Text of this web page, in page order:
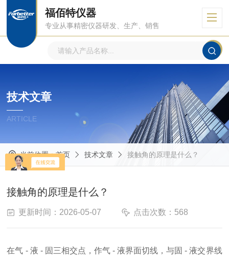
福佰特仪器
专业从事精密仪器研发、生产、销售
技术文章
ARTICLE
当前位置：首页 技术文章 接触角的原理是什么？
接触角的原理是什么？
更新时间：2026-05-07 点击次数：568
在气 - 液 - 固三相交点 ，作气 - 液界面切线，与固 - 液交界线